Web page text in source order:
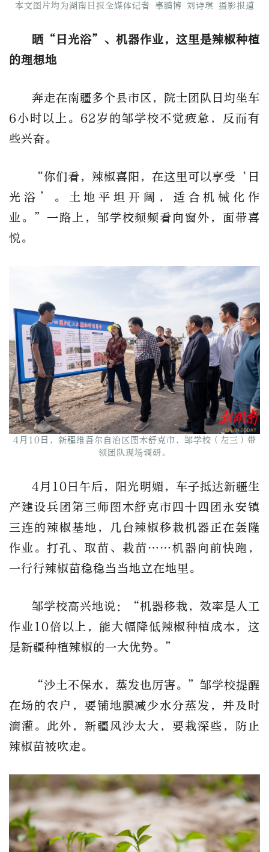
本文图片均为湖南日报全媒体记者 辜鹏博 刘诗琪 摄影报道
晒“日光浴”、机器作业，这里是辣椒种植
的理想地
奔走在南疆多个县市区，院士团队日均坐车
6小时以上。62岁的邹学校不觉疲惫，反而有
些兴奋。
“你们看，辣椒喜阳，在这里可以享受‘日
光浴’。土地平坦开阔，适合机械化作
业。”一路上，邹学校频频看向窗外，面带喜
悦。
4月10日，新疆维吾尔自治区图木舒克市，邹学校（左三）带
领团队现场调研。
4月10日午后，阳光明媚，车子抵达新疆生
产建设兵团第三师图木舒克市四十四团永安镇
三连的辣椒基地，几台辣椒移栽机器正在轰隆
作业。打孔、取苗、栽苗……机器向前快跑，
一行行辣椒苗稳稳当当地立在地里。
邹学校高兴地说：“机器移栽，效率是人工
作业10倍以上，能大幅降低辣椒种植成本，这
是新疆种植辣椒的一大优势。”
“沙土不保水，蒸发也厉害。”邹学校提醒
在场的农户，要铺地膜减少水分蒸发，并及时
滴灌。此外，新疆风沙太大，要栽深些，防止
辣椒苗被吹走。